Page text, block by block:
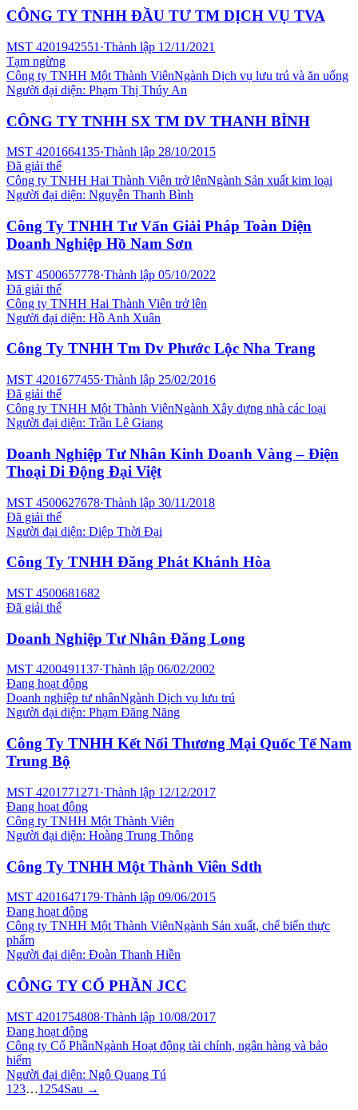
CÔNG TY TNHH ĐẦU TƯ TM DỊCH VỤ TVA
MST 4201942551 ·Thành lập 12/11/2021
Tạm ngừng
Công ty TNHH Một Thành ViênNgành Dịch vụ lưu trú và ăn uống
Người đại diện: Phạm Thị Thúy An
CÔNG TY TNHH SX TM DV THANH BÌNH
MST 4201664135·Thành lập 28/10/2015
Đã giải thể
Công ty TNHH Hai Thành Viên trở lênNgành Sản xuất kim loại
Người đại diện: Nguyễn Thanh Bình
Công Ty TNHH Tư Vấn Giải Pháp Toàn Diện
Doanh Nghiệp Hồ Nam Sơn
MST 4500657778·Thành lập 05/10/2022
Đã giải thể
Công ty TNHH Hai Thành Viên trở lên
Người đại diện: Hồ Anh Xuân
Công Ty TNHH Tm Dv Phước Lộc Nha Trang
MST 4201677455·Thành lập 25/02/2016
Đã giải thể
Công ty TNHH Một Thành ViênNgành Xây dựng nhà các loại
Người đại diện: Trần Lê Giang
Doanh Nghiệp Tư Nhân Kinh Doanh Vàng – Điện
Thoại Di Động Đại Việt
MST 4500627678·Thành lập 30/11/2018
Đã giải thể
Người đại diện: Diệp Thời Đại
Công Ty TNHH Đăng Phát Khánh Hòa
MST 4500681682
Đã giải thể
Doanh Nghiệp Tư Nhân Đăng Long
MST 4200491137·Thành lập 06/02/2002
Đang hoạt động
Doanh nghiệp tư nhânNgành Dịch vụ lưu trú
Người đại diện: Phạm Đăng Năng
Công Ty TNHH Kết Nối Thương Mại Quốc Tế Nam
Trung Bộ
MST 4201771271 ·Thành lập 12/12/2017
Đang hoạt động
Công ty TNHH Một Thành Viên
Người đại diện: Hoàng Trung Thông
Công Ty TNHH Một Thành Viên Sdth
MST 4201647179·Thành lập 09/06/2015
Đang hoạt động
Công ty TNHH Một Thành ViênNgành Sản xuất, chế biến thực
phẩm
Người đại diện: Đoàn Thanh Hiền
CÔNG TY CỔ PHẦN JCC
MST 4201754808·Thành lập 10/08/2017
Đang hoạt động
Công ty Cổ PhầnNgành Hoạt động tài chính, ngân hàng và bảo
hiểm
Người đại diện: Ngô Quang Tú
1 23…1254Sau →